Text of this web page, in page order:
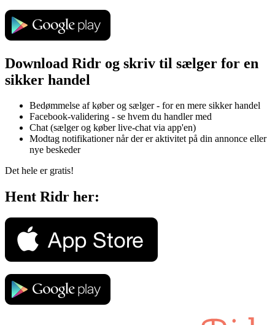
Download Ridr og skriv til sælger for en
sikker handel
Bedømmelse af køber og sælger - for en mere sikker handel
Facebook-validering - se hvem du handler med
Chat (sælger og køber live-chat via app'en)
Modtag notifikationer når der er aktivitet på din annonce eller
nye beskeder
Det hele er gratis!
Hent Ridr her: